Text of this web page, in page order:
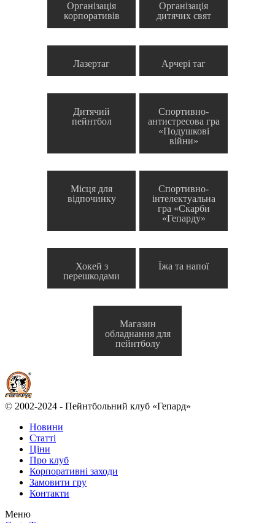
Організація
корпоративів
Організація
дитячих свят
Лазертаг Арчері таг
Дитячий
пейнтбол
Спортивно-
антистресова гра
«Подушкові
війни»
Місця для
відпочинку
Спортивно-
інтелектуальна
гра «Скарби
«Гепарду»
Хокей з
перешкодами
Їжа та напої
Магазин
обладнання для
пейнтболу
© 2002-2024 - Пейнтбольний клуб «Гепард»
Новини
Статті
Ціни
Про клуб
Корпоративні заходи
Замовити гру
Контакти
Меню